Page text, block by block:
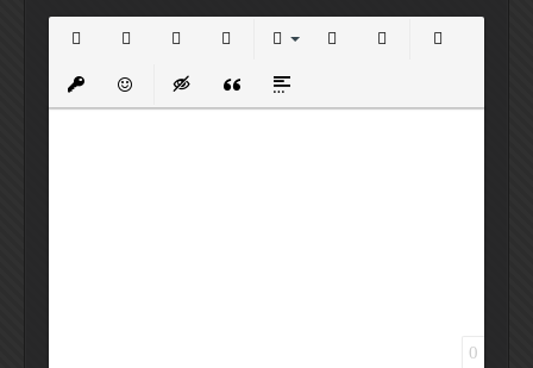
Вставить защищенную ссылку
Вставить смайлик
Вставка скрытого текста
Вставка цитаты
Вставка спойлера
0